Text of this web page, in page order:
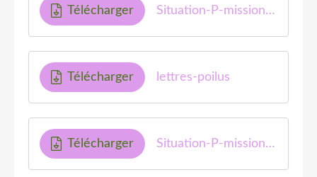
Télécharger Situation-P-mission21-MF2
Télécharger lettres-poilus
Télécharger Situation-P-mission21-MF3